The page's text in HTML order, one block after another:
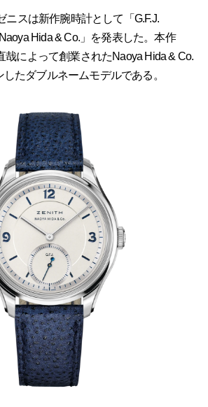
スは新作腕時計として「G.F.J.
Hida & Co.」を発表した。本作
哉によって創業されたNaoya Hida & Co.
たダブルネームモデルである。